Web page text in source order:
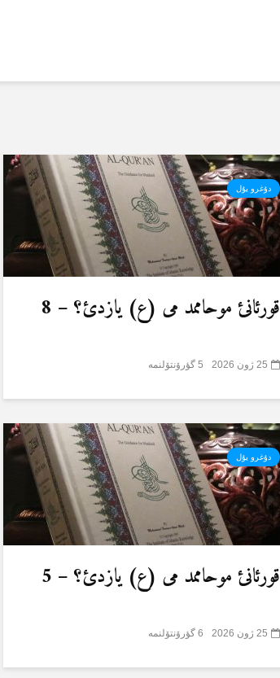
دۇغرو یۇل
قورئانئ موحاممد می (ع) یازدئ؟ – 8
25 ژون 2026 5 گؤرۆنتۆلنمە
دۇغرو یۇل
قورئانئ موحاممد می (ع) یازدئ؟ – 5
25 ژون 2026 6 گؤرۆنتۆلنمە